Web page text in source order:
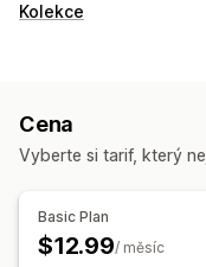
Kolekce
Cena
Vyberte si tarif, který
Basic Plan
$12.99/ měsíc